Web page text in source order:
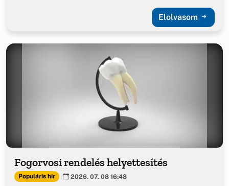
Elolvasom
Fogorvosi rendelés helyettesítés
Populáris hír 2026. 07. 08 16:48